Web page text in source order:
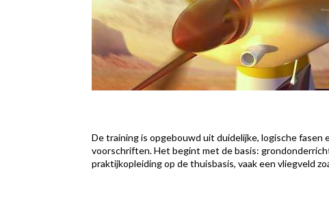
De training is opgebouwd uit duidelijke, logische
voorschriften. Het begint met de basis:
praktijkopleiding op de thuisbasis, vaak een vliegveld